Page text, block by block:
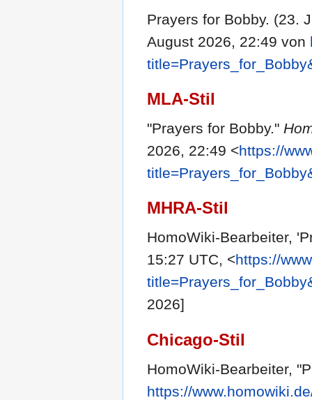
Prayers for Bobby. (23.
August 2026, 22:49 von
MLA-Stil
"Prayers for Bobby."
2026, 22:49 <https://
MHRA-Stil
HomoWiki-Bearbeiter,
15:27 UTC, <https://
2026]
Chicago-Stil
HomoWiki-Bearbeiter,
https://